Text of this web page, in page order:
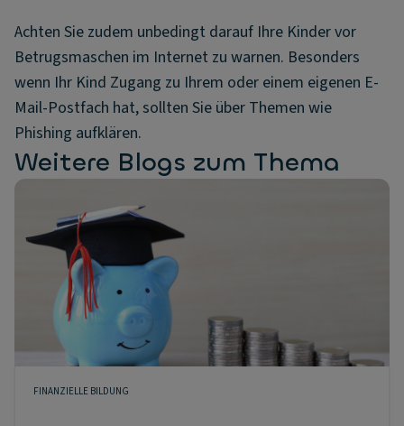
Achten Sie zudem unbedingt darauf Ihre Kinder vor
Betrugsmaschen im Internet zu warnen. Besonders
wenn Ihr Kind Zugang zu Ihrem oder einem eigenen E-
Mail-Postfach hat, sollten Sie über Themen wie
Phishing aufklären.
Weitere Blogs zum Thema
FINANZIELLE BILDUNG